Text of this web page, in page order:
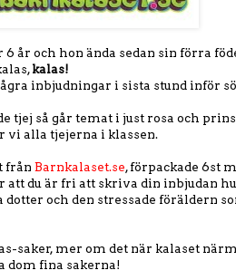
år och hon ända sedan sin förra
kalas!
inbjudningar i sista stund inför
tjej så går temat i just rosa och
vi alla tjejerna i klassen.
från Barnkalaset.se, förpackade 6st
att du är fri att skriva din inbjudan
och den stressade föräldern
saker, mer om det när kalaset
dom fina sakerna!